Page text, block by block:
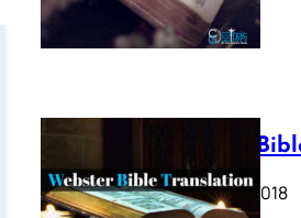
Webster
October 11, 2018